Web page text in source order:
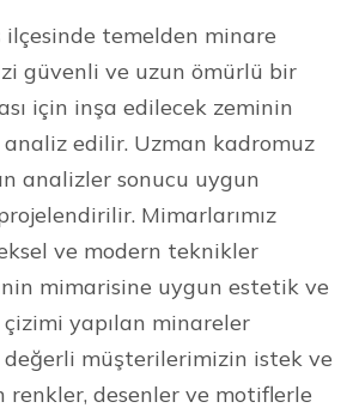
temelden minare
güvenli ve uzun ömürlü bir
için inşa edilecek zeminin
edilir. Uzman kadromuz
analizler sonucu uygun
Mimarlarımız
ve modern teknikler
mimarisine uygun estetik ve
yapılan minareler
müşterilerimizin istek ve
desenler ve motiflerle